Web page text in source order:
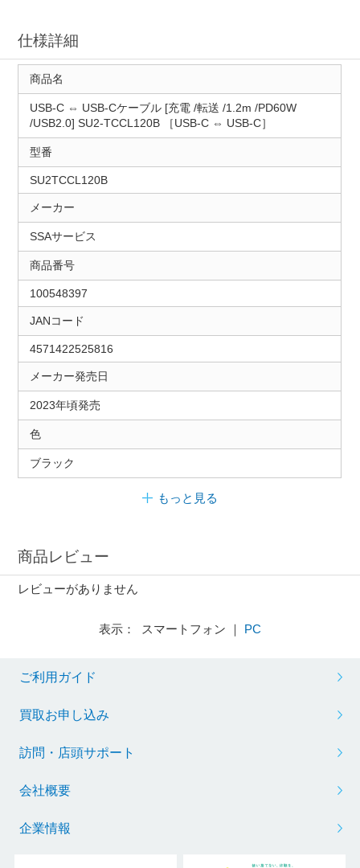
仕様詳細
商品名
USB-C ⇔ USB-Cケーブル [充電 /転送 /1.2m /PD60W
/USB2.0] SU2-TCCL120B ［USB-C ⇔ USB-C］
型番
SU2TCCL120B
メーカー
SSAサービス
商品番号
100548397
JANコード
4571422525816
メーカー発売日
2023年頃発売
色
ブラック
もっと見る
商品レビュー
レビューがありません
表示： スマートフォン ｜ PC
ご利用ガイド
買取お申し込み
訪問・店頭サポート
会社概要
企業情報